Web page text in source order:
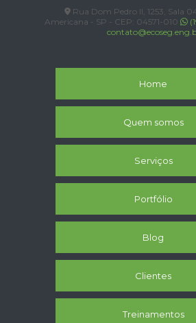
Rua Dom Pedro II, 1253, Sala
Americana - SP - CEP: 04571-010
Home
Quem somos
Serviços
Portfólio
Blog
Clientes
Treinamentos